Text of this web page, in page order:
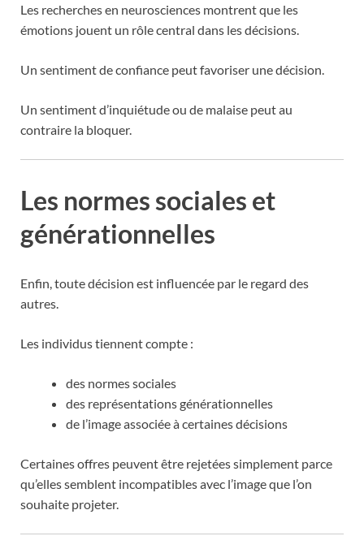
Les recherches en neurosciences montrent que les
émotions jouent un rôle central dans les décisions.
Un sentiment de confiance peut favoriser une décision.
Un sentiment d’inquiétude ou de malaise peut au
contraire la bloquer.
Les normes sociales et
générationnelles
Enfin, toute décision est influencée par le regard des
autres.
Les individus tiennent compte :
des normes sociales
des représentations générationnelles
de l’image associée à certaines décisions
Certaines offres peuvent être rejetées simplement parce
qu’elles semblent incompatibles avec l’image que l’on
souhaite projeter.